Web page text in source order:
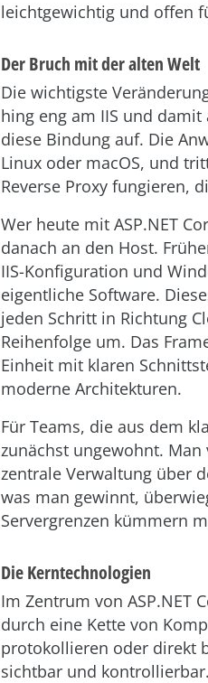
leichtgewichtig und offen
Der Bruch mit der alten Welt
Die wichtigste
hing eng am IIS und damit
diese Bindung auf. Die
Linux oder macOS, und
Reverse Proxy fungieren,
Wer heute mit ASP.NET
danach an den Host.
IIS-Konfiguration und
eigentliche Software.
jeden Schritt in Richtung
Reihenfolge um. Das
Einheit mit klaren
moderne Architekturen.
Für Teams, die aus dem
zunächst ungewohnt.
zentrale Verwaltung über
was man gewinnt,
Servergrenzen kümmern
Die Kerntechnologien
Im Zentrum von ASP.NET
durch eine Kette von
protokollieren oder direkt
sichtbar und